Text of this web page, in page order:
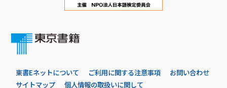
東書Eネットについて ご利用に関する注意事項
お問い合わせ
サイトマップ
個人情報の取扱いに関して